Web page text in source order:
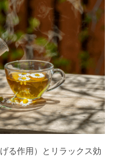
る作用）とリラックス効